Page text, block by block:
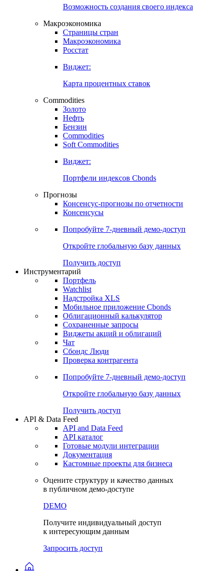
Ставки центральных банков
Создать индекс
Возможность создания своего индекса
Страницы стран
Росстат
Виджет:
Карта процентных ставок
Commodities
Золото
Бензин
Soft Commodities
Виджет:
Портфели индексов Cbonds
Прогнозы
Консенсусы
Попробуйте7-дневный
Откройте глобальную базу данных
Получить доступ
Инструментарий
Портфель
Watchlist
Надстройка XLS
Мобильное приложение Cbonds
Облигационный калькулятор
Сохраненные запросы
Чат
Проверка контрагента
Попробуйте7-дневный
Откройте глобальную базу данных
Получить доступ
API & Data Feed
API and Data Feed
Готовые модули интеграции
Документация
в публичном демо-доступе